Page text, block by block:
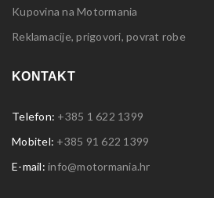
Kupovina na Motormania
Reklamacije, prigovori, povrat robe
KONTAKT
Telefon: +385 1 622 1399
Mobitel: +385 91 622 1399
E-mail: info@motormania.hr